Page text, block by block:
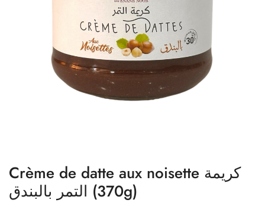
Crème de datte aux noisette كريمة
التمر بالبندق (370g)